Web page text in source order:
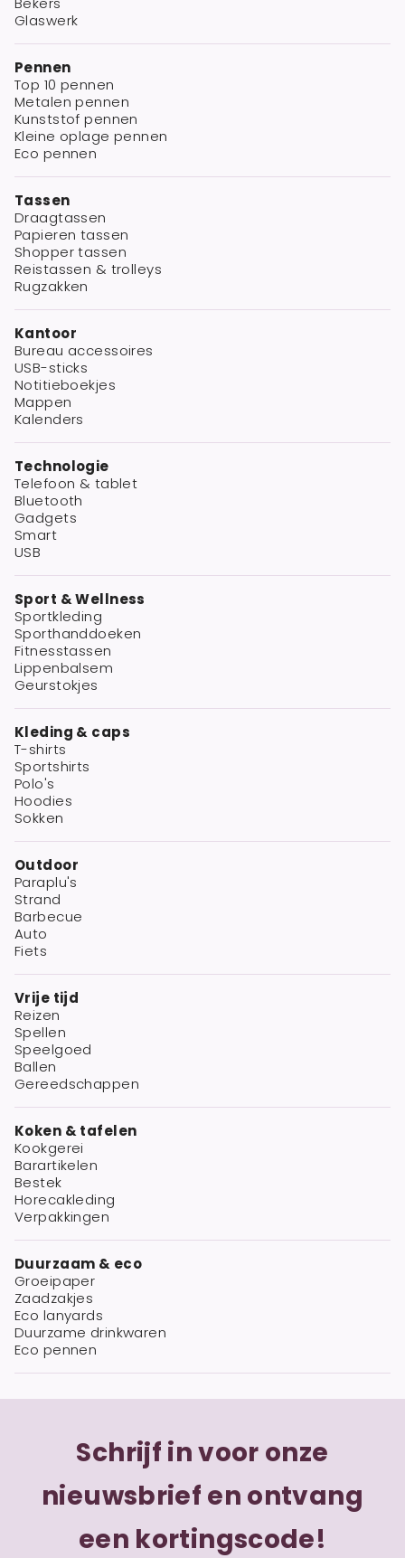
Glaswerk
Pennen
Top 10 pennen
Metalen pennen
Kunststof pennen
Kleine oplage pennen
Eco pennen
Tassen
Draagtassen
Papieren tassen
Shopper tassen
Reistassen & trolleys
Rugzakken
Kantoor
Bureau accessoires
USB-sticks
Notitieboekjes
Mappen
Kalenders
Technologie
Telefoon & tablet
Bluetooth
Gadgets
Smart
USB
Sport & Wellness
Sportkleding
Sporthanddoeken
Fitnesstassen
Lippenbalsem
Geurstokjes
Kleding & caps
T-shirts
Sportshirts
Polo's
Hoodies
Sokken
Outdoor
Paraplu's
Strand
Barbecue
Auto
Fiets
Vrije tijd
Reizen
Spellen
Speelgoed
Ballen
Gereedschappen
Koken & tafelen
Kookgerei
Barartikelen
Bestek
Horecakleding
Verpakkingen
Duurzaam & eco
Groeipaper
Zaadzakjes
Eco lanyards
Duurzame drinkwaren
Eco pennen
Schrijf in voor onze
nieuwsbrief en ontvang
een kortingscode!